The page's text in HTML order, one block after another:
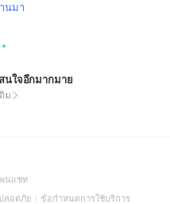
นมา
นใจอีกมากมาย
ม
พนแชท(Open
in
ลอดภัย(Open
ข้อกำหนดการใช้บริการ(Open